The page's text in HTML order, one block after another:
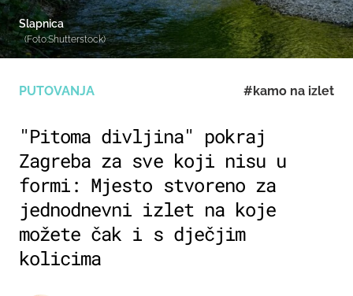
PUTOVANJA #kamo na izlet
"Pitoma divljina" pokraj
Zagreba za sve koji nisu u
formi: Mjesto stvoreno za
jednodnevni izlet na koje
možete čak i s dječjim
kolicima
Slapnica
(Foto:Shutterstock)